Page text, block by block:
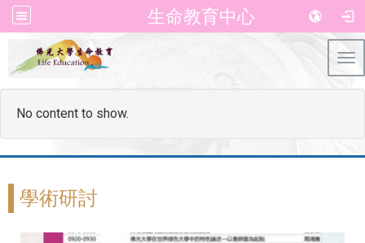
生命教育中心
No content to show.
學術研討